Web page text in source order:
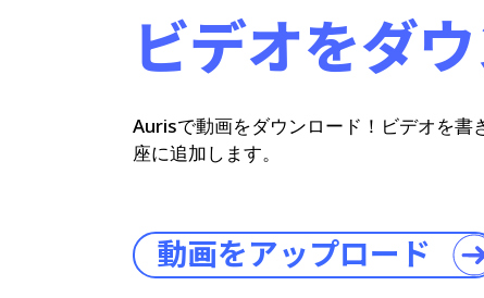
ビデオをダ
Aurisで動画をダウンロード！ビデオを書
座に追加します。
動画をアップロード